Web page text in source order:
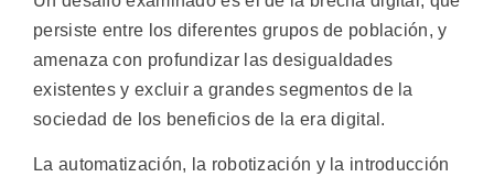
persiste entre los diferentes grupos de población, y
amenaza con profundizar las desigualdades
existentes y excluir a grandes segmentos de la
sociedad de los beneficios de la era digital.
La automatización, la robotización y la introducción